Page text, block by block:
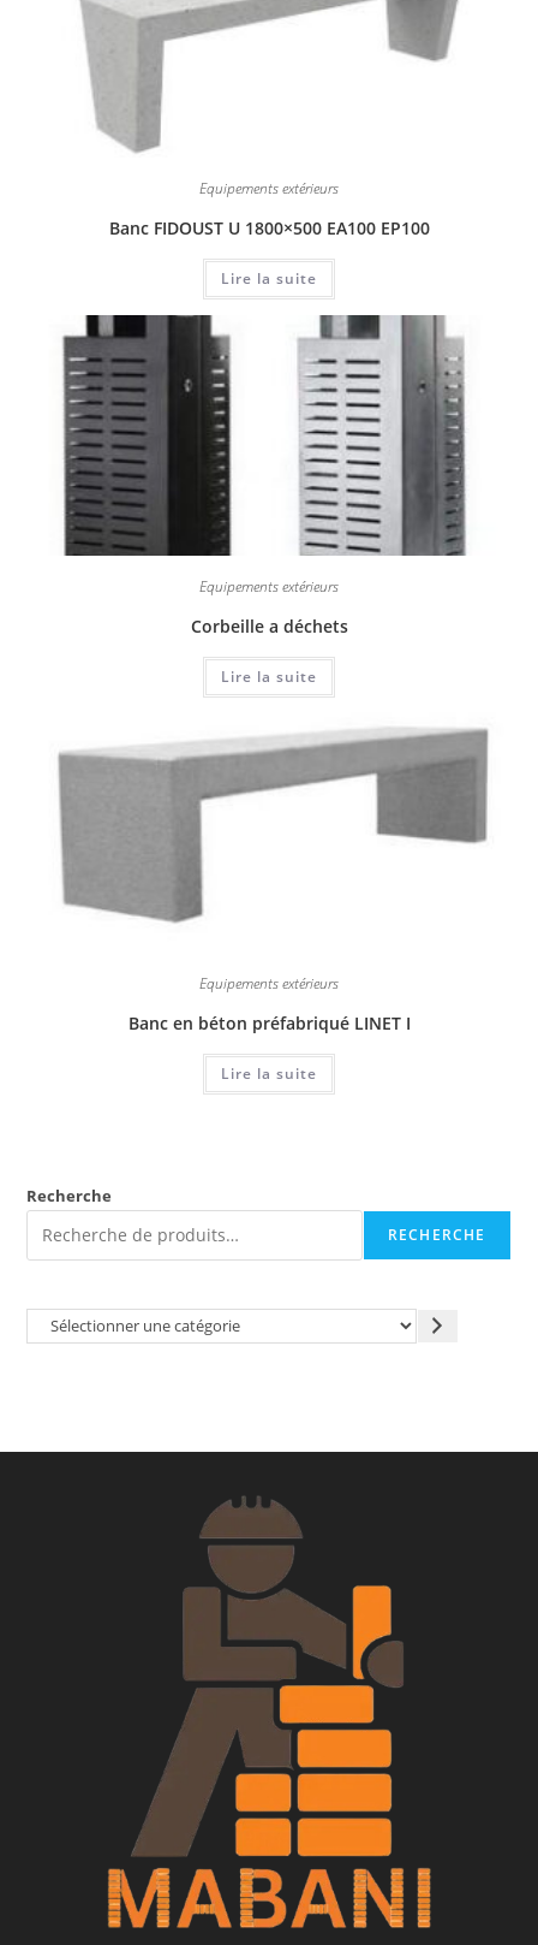
Equipements extérieurs
Banc FIDOUST U 1800×500 EA100 EP100
Lire la suite
Equipements extérieurs
Corbeille a déchets
Lire la suite
Equipements extérieurs
Banc en béton préfabriqué LINET I
Lire la suite
Recherche
RECHERCHE